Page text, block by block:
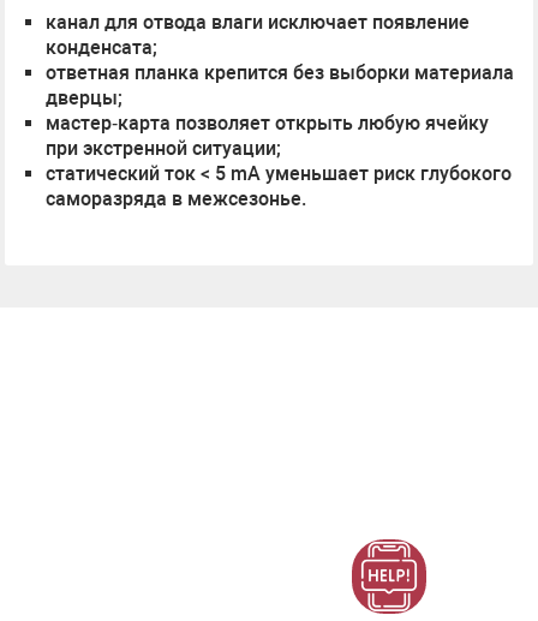
канал для отвода влаги исключает появление
конденсата;
ответная планка крепится без выборки материала
дверцы;
мастер‑карта позволяет открыть любую ячейку
при экстренной ситуации;
статический ток < 5 mA уменьшает риск глубокого
саморазряда в межсезонье.